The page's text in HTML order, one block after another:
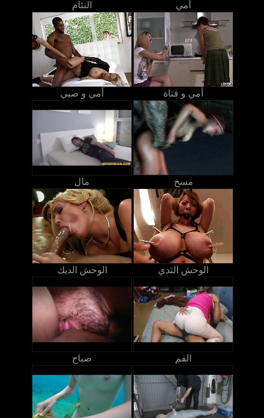
التئام أمي
أمي و صبي أمي و فتاة
مال مسخ
الوحش الديك الوحش الثدي
صباح الفم